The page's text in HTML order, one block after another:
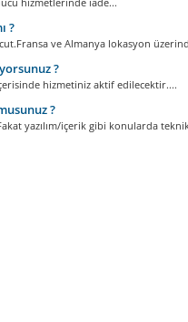
?
ve Almanya lokasyon
?
hizmetiniz aktif edilecektir....
?
yazılım/içerik gibi konularda